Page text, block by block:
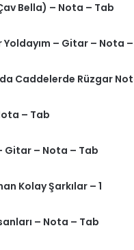
Bella) – Nota – Tab
Yoldayım – Gitar – Nota
Caddelerde Rüzgar
– Tab
Gitar – Nota – Tab
Kolay Şarkılar – 1
– Nota – Tab